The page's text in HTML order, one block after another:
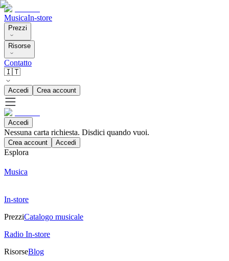
MusicaIn-store
Prezzi
Risorse
Contatto
🇮🇹
Accedi Crea account
Accedi
Nessuna carta richiesta. Disdici quando vuoi.
Crea account Accedi
Esplora
Musica
In-store
PrezziCatalogo musicale
Radio In-store
RisorseBlog